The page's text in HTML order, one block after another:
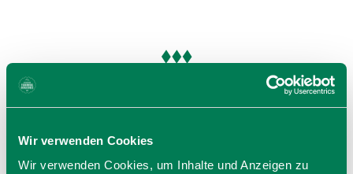
Wir verwenden Cookies
Wir verwenden Cookies, um Inhalte und Anzeigen zu
von 10,00 € bis 16,00 €